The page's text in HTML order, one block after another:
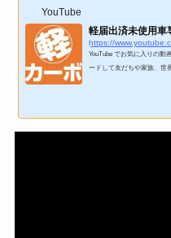
YouTube
軽届出済未使用車
https://
YouTube でお気に入りの動
ードして友だちや家族、世